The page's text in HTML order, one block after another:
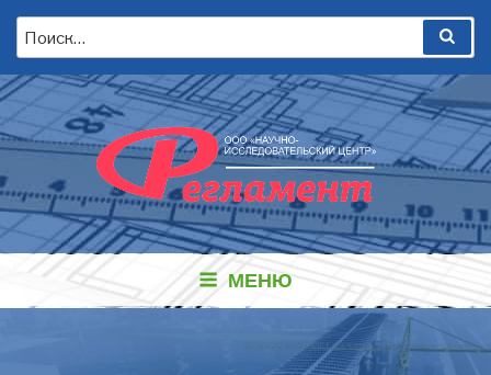
Перейти
содержимому
Искать:
МЕНЮ